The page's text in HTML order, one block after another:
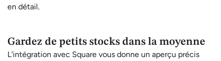
en détail.
Gardez de petits stocks dans la moyenne
L'intégration avec Square vous donne un aperçu précis